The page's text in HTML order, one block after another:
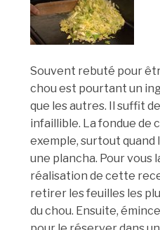
Souvent rebuté pour
chou est pourtant un
que les autres. Il suffit
infaillible. La fondue de
exemple, surtout quand
une plancha. Pour vous
réalisation de cette
retirer les feuilles les
du chou. Ensuite,